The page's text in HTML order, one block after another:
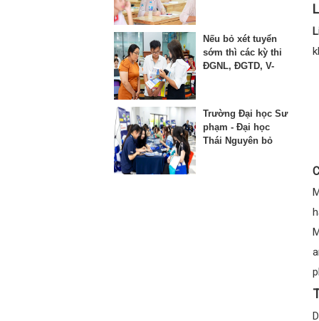
Nếu bỏ xét tuyển
sớm thì các kỳ thi
ĐGNL, ĐGTD, V-
Trường Đại học Sư
phạm - Đại học
Thái Nguyên bỏ